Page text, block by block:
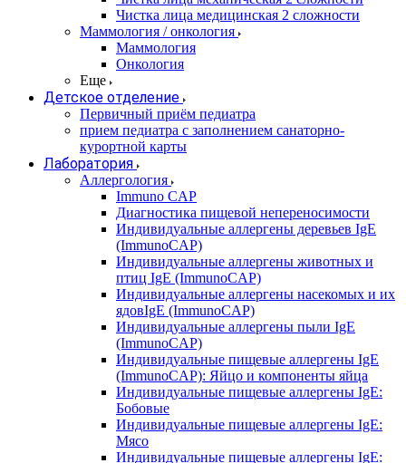
Чистка лица медицинская 2 сложности
Маммология / онкология
Маммология
Онкология
Еще
Детское отделение
Первичный приём педиатра
прием педиатра с заполнением санаторно-
курортной карты
Лаборатория
Аллергология
Immuno CAP
Диагностика пищевой непереносимости
Индивидуальные аллергены деревьев IgE
(ImmunoCAP)
Индивидуальные аллергены животных и
птиц IgE (ImmunoCAP)
Индивидуальные аллергены насекомых и их
ядовIgE (ImmunoCAP)
Индивидуальные аллергены пыли IgE
(ImmunoCAP)
Индивидуальные пищевые аллергены IgE
(ImmunoCAP): Яйцо и компоненты яйца
Индивидуальные пищевые аллергены IgE:
Бобовые
Индивидуальные пищевые аллергены IgE:
Мясо
Индивидуальные пищевые аллергены IgE: